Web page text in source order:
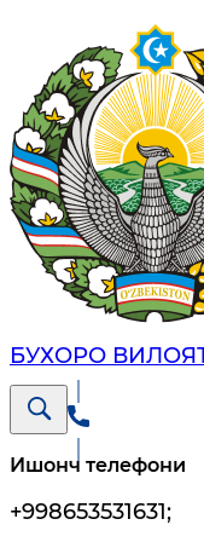
БУХОРО
Ишонч телефони
+998653531631;